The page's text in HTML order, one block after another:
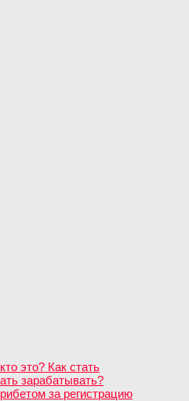
это? Как стать
зарабатывать?
за регистрацию